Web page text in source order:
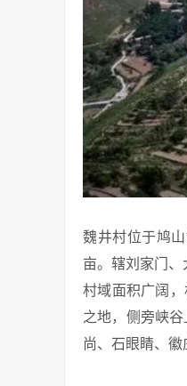
魏井村位于鸠
亩。辖刘家门、
村域面积广阔
之地，侧旁峡
尚、石眼睛、徽